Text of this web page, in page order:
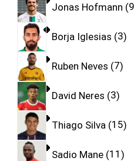
Jonas Hofmann 9
Borja Iglesias 3
Ruben Neves 7
David Neres 3
Thiago Silva 15
Sadio Mane 11